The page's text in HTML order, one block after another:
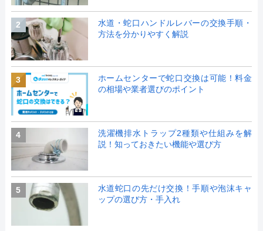
2
水道・蛇口ハンドルレバーの交換手順・
方法を分かりやすく解説
3
ホームセンターで蛇口交換は可能！料金
の相場や業者選びのポイント
4
洗濯機排水トラップ2種類や仕組みを解
説！知っておきたい機能や選び方
5
水道蛇口の先だけ交換！手順や泡沫キャ
ップの選び方・手入れ